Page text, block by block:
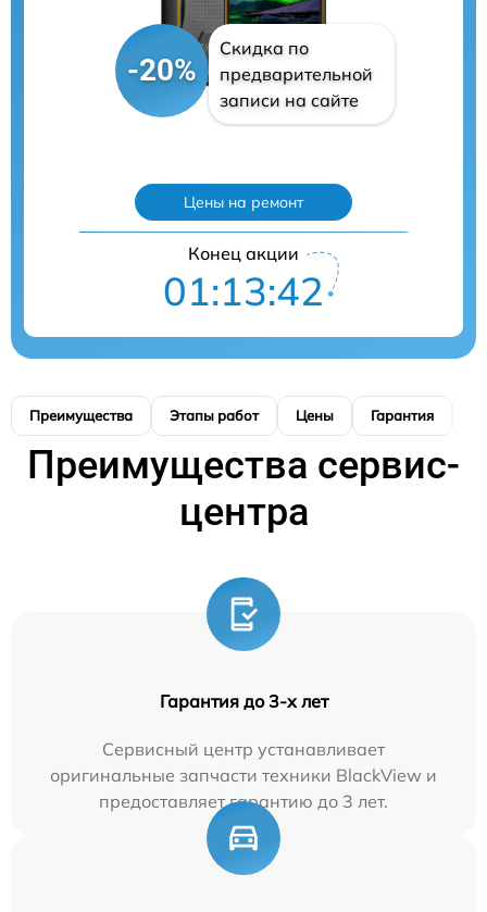
-20%
Скидка по
предварительной
записи на сайте
Цены на ремонт
Конец акции
01:13:40
Преимущества Этапы работ Цены Гарантия
Преимущества сервис-
центра
Гарантия до 3-х лет
Сервисный центр устанавливает
оригинальные запчасти техники BlackView и
предоставляет гарантию до 3 лет.